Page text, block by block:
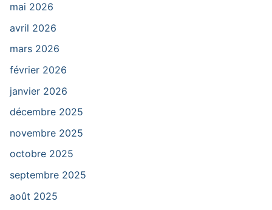
mai 2026
avril 2026
mars 2026
février 2026
janvier 2026
décembre 2025
novembre 2025
octobre 2025
septembre 2025
août 2025